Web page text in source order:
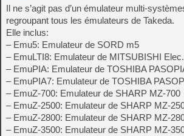
Il ne s’agit pas d’un émulateur multi-
regroupant tous les émulateurs de Takeda.
Elle inclus:
– Emu5: Emulateur de SORD m5
– EmuLTI8: Emulateur de MITSUBISHI
– EmuPIA: Emulateur de TOSHIBA
– EmuPIA7: Emulateur de TOSHIBA
– EmuZ-700: Emulateur de SHARP MZ-700
– EmuZ-2500: Emulateur de SHARP MZ-
– EmuZ-2800: Emulateur de SHARP MZ-
– EmuZ-3500: Emulateur de SHARP MZ-